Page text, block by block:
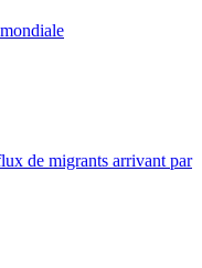
de migrants arrivant par